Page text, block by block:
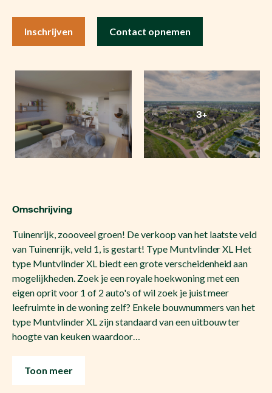
Inschrijven Contact opnemen
3+
Omschrijving
Tuinenrijk, zoooveel groen! De verkoop van het laatste veld
van Tuinenrijk, veld 1, is gestart! Type Muntvlinder XL Het
type Muntvlinder XL biedt een grote verscheidenheid aan
mogelijkheden. Zoek je een royale hoekwoning met een
eigen oprit voor 1 of 2 auto's of wil zoek je juist meer
leefruimte in de woning zelf? Enkele bouwnummers van het
type Muntvlinder XL zijn standaard van een uitbouw ter
hoogte van keuken waardoor…
Toon meer